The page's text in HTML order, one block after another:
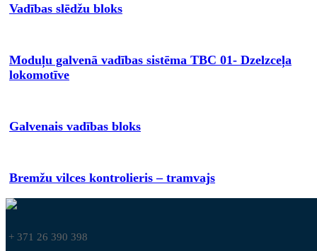
Vadības slēdžu bloks
Moduļu galvenā vadības sistēma TBC 01- Dzelzceļa
lokomotīve
Galvenais vadības bloks
Bremžu vilces kontrolieris – tramvajs
+ 371 26 390 398